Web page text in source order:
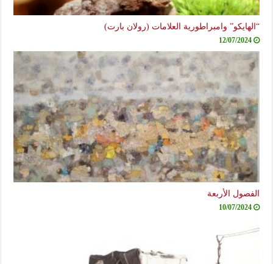
“الهايكو” وامبراطورية العلامات (رولان بارت)
12/07/2024
الفصول الأربعة
10/07/2024